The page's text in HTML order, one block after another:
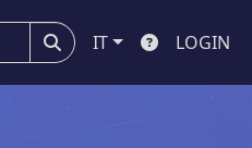
IT LOGIN